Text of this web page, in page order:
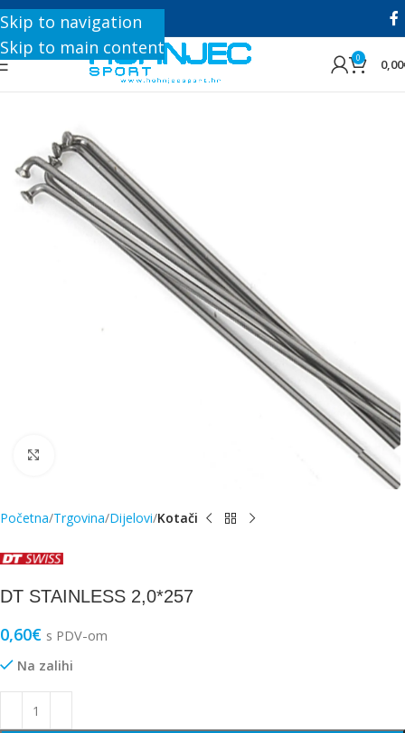
Skip to navigation
Skip to main content
+385 1 8896 200
0 0,00
Početna Trgovina Dijelovi Kotači
DT STAINLESS 2,0*257
0,60€ s PDV-om
Na zalihi